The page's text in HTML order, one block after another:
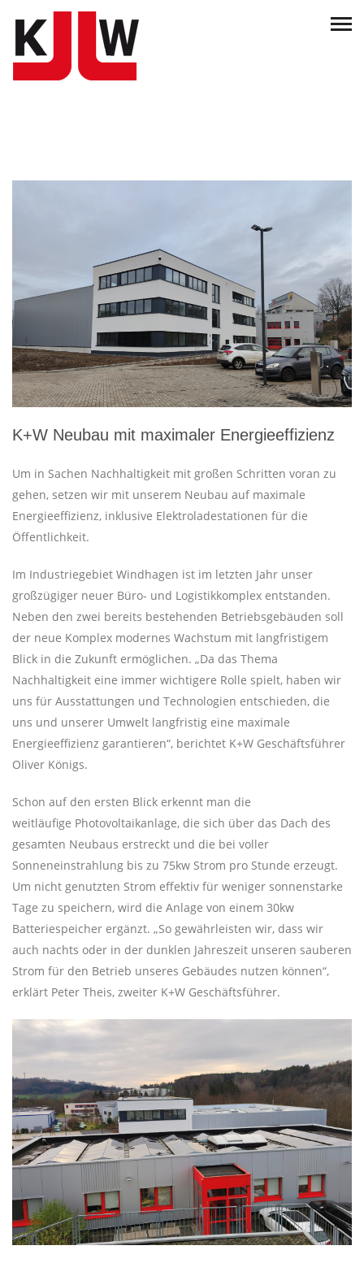
K+W Neubau mit maximaler Energieeffizienz
Um in Sachen Nachhaltigkeit mit großen Schritten voran zu
gehen, setzen wir mit unserem Neubau auf maximale
Energieeffizienz, inklusive Elektroladestationen für die
Öffentlichkeit.
Im Industriegebiet Windhagen ist im letzten Jahr unser
großzügiger neuer Büro- und Logistikkomplex entstanden.
Neben den zwei bereits bestehenden Betriebsgebäuden soll
der neue Komplex modernes Wachstum mit langfristigem
Blick in die Zukunft ermöglichen. „Da das Thema
Nachhaltigkeit eine immer wichtigere Rolle spielt, haben wir
uns für Ausstattungen und Technologien entschieden, die
uns und unserer Umwelt langfristig eine maximale
Energieeffizienz garantieren“, berichtet K+W Geschäftsführer
Oliver Königs.
Schon auf den ersten Blick erkennt man die
weitläufige Photovoltaikanlage, die sich über das Dach des
gesamten Neubaus erstreckt und die bei voller
Sonneneinstrahlung bis zu 75kw Strom pro Stunde erzeugt.
Um nicht genutzten Strom effektiv für weniger sonnenstarke
Tage zu speichern, wird die Anlage von einem 30kw
Batteriespeicher ergänzt. „So gewährleisten wir, dass wir
auch nachts oder in der dunklen Jahreszeit unseren sauberen
Strom für den Betrieb unseres Gebäudes nutzen können“,
erklärt Peter Theis, zweiter K+W Geschäftsführer.